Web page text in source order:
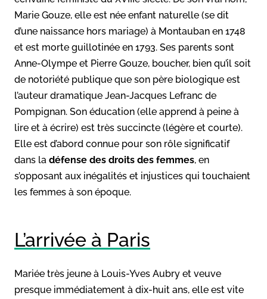
Marie Gouze, elle est née enfant naturelle (se dit
d’une naissance hors mariage) à Montauban en 1748
et est morte guillotinée en 1793. Ses parents sont
Anne-Olympe et Pierre Gouze, boucher, bien qu’il soit
de notoriété publique que son père biologique est
l’auteur dramatique Jean-Jacques Lefranc de
Pompignan. Son éducation (elle apprend à peine à
lire et à écrire) est très succincte (légère et courte).
Elle est d’abord connue pour son rôle significatif
dans la défense des droits des femmes, en
s’opposant aux inégalités et injustices qui touchaient
les femmes à son époque.
L’arrivée à Paris
Mariée très jeune à Louis-Yves Aubry et veuve
presque immédiatement à dix-huit ans, elle est vite